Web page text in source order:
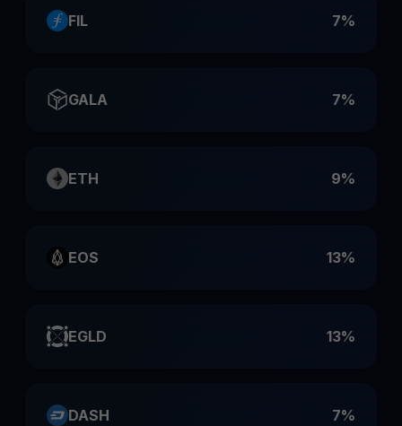
FIL 7%
GALA 7%
ETH 9%
EOS 13%
EGLD 13%
DASH 7%